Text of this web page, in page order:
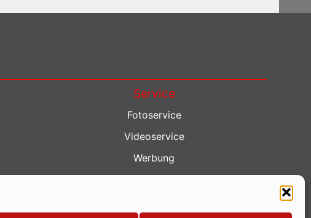
Service
Fotoservice
Videoservice
Werbung